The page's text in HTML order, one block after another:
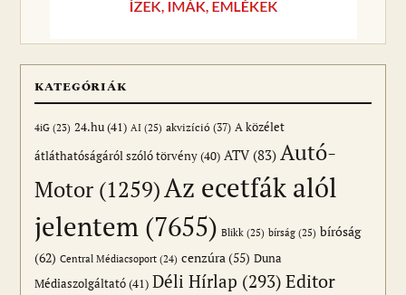
KATEGÓRIÁK
4iG (23) 24.hu(41) AI (25) akvizíció (37) A közélet
átláthatóságáról szóló törvény(40) ATV(83) Autó-
Motor (1259)Az ecetfák alól
jelentem (7655) Blikk (25) bírság (25) bíróság
(62) Central Médiacsoport (24) cenzúra(55) Duna
Médiaszolgáltató(41) Déli Hírlap (293) Editor